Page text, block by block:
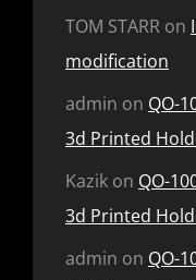
TOM STARR on
modification
admin on QO-
3d Printed
Kazik on QO-
3d Printed
admin on QO-